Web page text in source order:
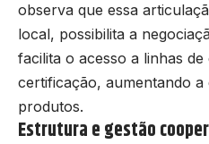
observa que essa
local, possibilita a
facilita o acesso a linhas
certificação, aumentando a
produtos.
Estrutura e gestão